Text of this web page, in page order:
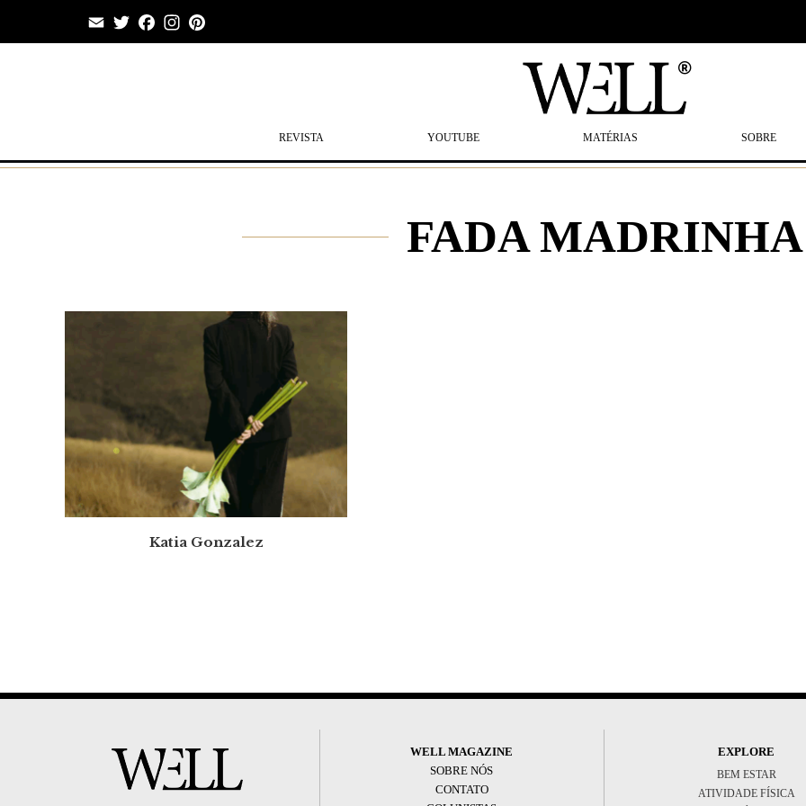
EmailTwitter
Facebook
Instagram
REVISTA YOUTUBE MATÉRIAS SOBRE
FADA MADRINHA
Katia Gonzalez
WELL MAGAZINE
SOBRE NÓS
CONTATO
EXPLORE
BEM ESTAR
ATIVIDADE FÍSICA